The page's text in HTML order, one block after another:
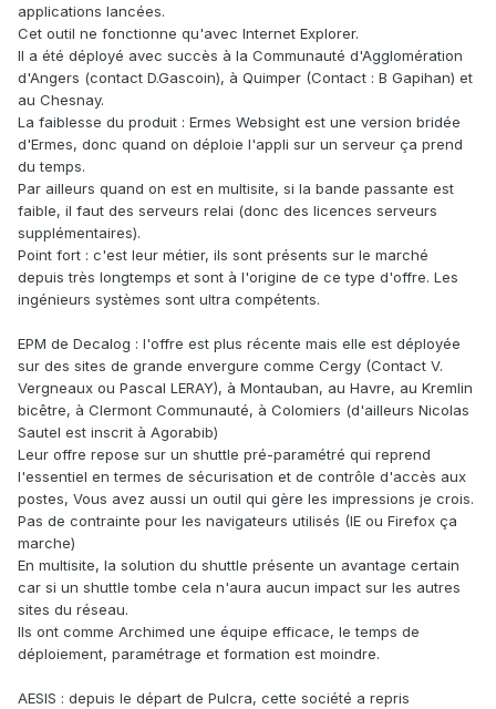
applications lancées.
Cet outil ne fonctionne qu'avec Internet Explorer.
Il a été déployé avec succès à la Communauté d'Agglomération
d'Angers (contact D.Gascoin), à Quimper (Contact : B Gapihan) et
au Chesnay.
La faiblesse du produit : Ermes Websight est une version bridée
d'Ermes, donc quand on déploie l'appli sur un serveur ça prend
du temps.
Par ailleurs quand on est en multisite, si la bande passante est
faible, il faut des serveurs relai (donc des licences serveurs
supplémentaires).
Point fort : c'est leur métier, ils sont présents sur le marché
depuis très longtemps et sont à l'origine de ce type d'offre. Les
ingénieurs systèmes sont ultra compétents.
EPM de Decalog : l'offre est plus récente mais elle est déployée
sur des sites de grande envergure comme Cergy (Contact V.
Vergneaux ou Pascal LERAY), à Montauban, au Havre, au Kremlin
bicêtre, à Clermont Communauté, à Colomiers (d'ailleurs Nicolas
Sautel est inscrit à Agorabib)
Leur offre repose sur un shuttle pré-paramétré qui reprend
l'essentiel en termes de sécurisation et de contrôle d'accès aux
postes, Vous avez aussi un outil qui gère les impressions je crois.
Pas de contrainte pour les navigateurs utilisés (IE ou Firefox ça
marche)
En multisite, la solution du shuttle présente un avantage certain
car si un shuttle tombe cela n'aura aucun impact sur les autres
sites du réseau.
Ils ont comme Archimed une équipe efficace, le temps de
déploiement, paramétrage et formation est moindre.
AESIS : depuis le départ de Pulcra, cette société a repris